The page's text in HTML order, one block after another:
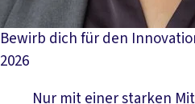
Bewirb dich für den
2026
Nur mit einer starken